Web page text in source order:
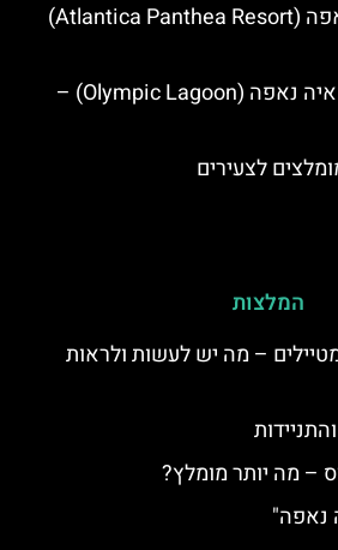
מלון פאנטה איה נאפה (Atlantica Panthea Resort)
מלון אולימפיק לגון איה נאפה (Olympic Lagoon) –
לצעירים
המלצות
– מה יש לעשות ולראות
– מה יותר מומלץ?
נאפה"